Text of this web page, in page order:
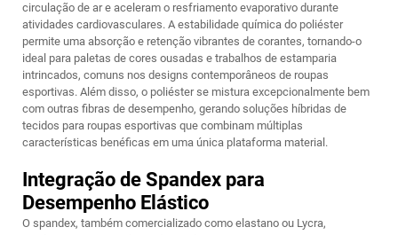
circulação de ar e aceleram o resfriamento evaporativo durante
atividades cardiovasculares. A estabilidade química do poliéster
permite uma absorção e retenção vibrantes de corantes, tornando-o
ideal para paletas de cores ousadas e trabalhos de estamparia
intrincados, comuns nos designs contemporâneos de roupas
esportivas. Além disso, o poliéster se mistura excepcionalmente bem
com outras fibras de desempenho, gerando soluções híbridas de
tecidos para roupas esportivas que combinam múltiplas
características benéficas em uma única plataforma material.
Integração de Spandex para
Desempenho Elástico
O spandex, também comercializado como elastano ou Lycra,